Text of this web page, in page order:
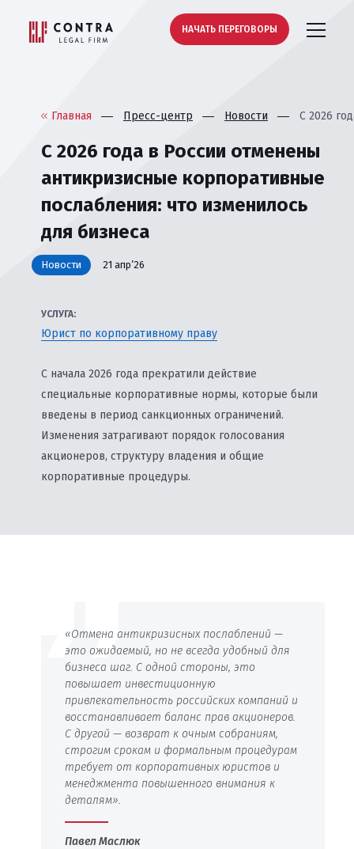
НАЧАТЬ ПЕРЕГОВОРЫ
Главная Пресс-центр Новости С 2026
С 2026 года в России отменены
антикризисные корпоративные
послабления: что изменилось
для бизнеса
Новости 21 апр’26
УСЛУГА:
Юрист по корпоративному праву
С начала 2026 года прекратили действие
специальные корпоративные нормы, которые были
введены в период санкционных ограничений.
Изменения затрагивают порядок голосования
акционеров, структуру владения и общие
корпоративные процедуры.
«Отмена антикризисных послаблений —
это ожидаемый, но не всегда удобный для
бизнеса шаг. С одной стороны, это
повышает инвестиционную
привлекательность российских компаний и
восстанавливает баланс прав акционеров.
С другой — возврат к очным собраниям,
строгим срокам и формальным процедурам
требует от корпоративных юристов и
менеджмента повышенного внимания к
деталям».
Павел Маслюк